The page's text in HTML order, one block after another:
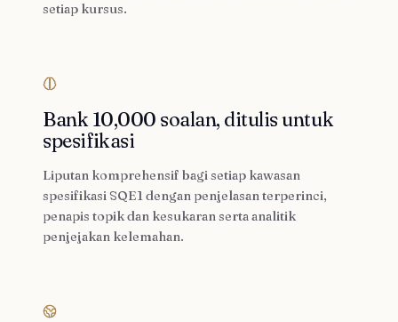
setiap kursus.
Bank 10,000 soalan, ditulis untuk
spesifikasi
Liputan komprehensif bagi setiap kawasan
spesifikasi SQE1 dengan penjelasan terperinci,
penapis topik dan kesukaran serta analitik
penjejakan kelemahan.